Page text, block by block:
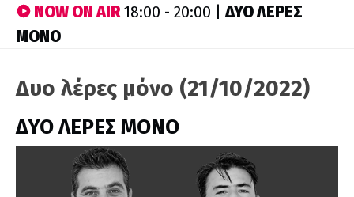
NOW ON AIR18:00 - 20:00 |ΔΥΟ ΛΕΡΕΣ
ΜΟΝΟ
Δυο λέρες μόνο (21/10/2022)
ΔΥΟ ΛΕΡΕΣ ΜΟΝΟ